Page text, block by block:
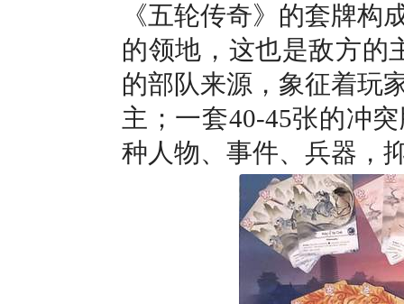
《五轮传奇》的套牌构
的领地，这也是敌方的
的部队来源，象征着玩
主；一套40-45张的冲
种人物、事件、兵器，